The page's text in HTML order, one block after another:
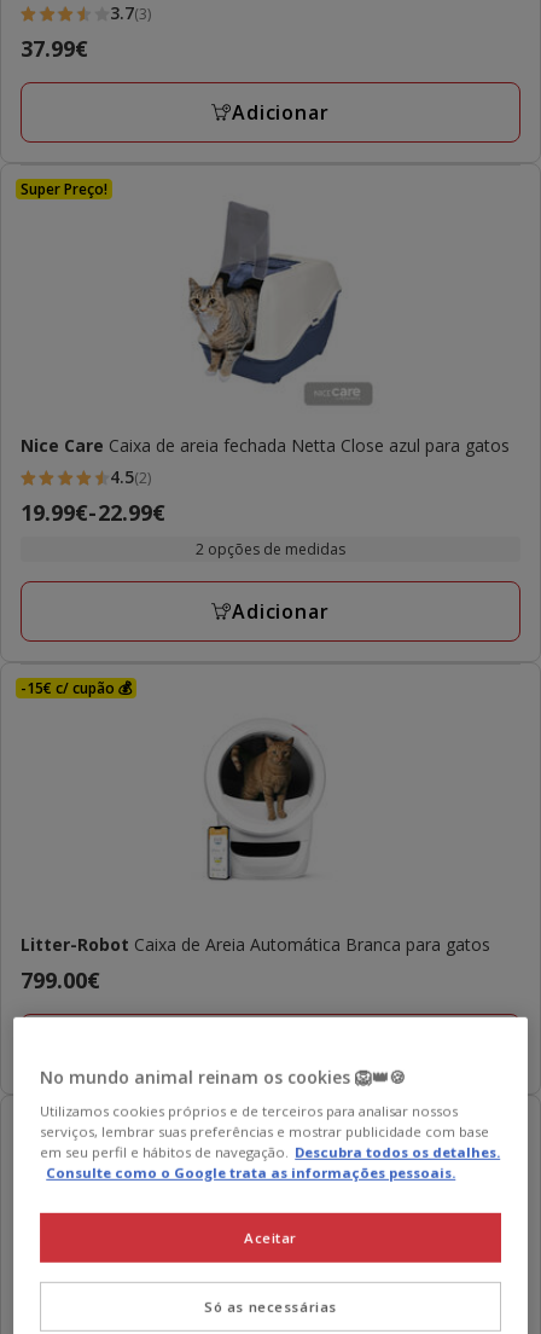
3.7
estrelas
com
avaliações
3.7(3)
Preço
37.99€
37.99€
Adicionar
Super Preço!
Nice Care Caixa de areia fechada Netta Close azul para gatos
4.5
estrelas
2
4.5(2)
Preço
a
22.99€
19.99€-22.99€
2 opções de medidas
Adicionar
-15€ c/ cupão 💰
Litter-Robot Caixa de Areia Automática Branca para gatos
Preço
799.00€
799.00€
Super Preço!
No mundo animal reinam os cookies 🦁👑🍪
Utilizamos cookies próprios e de terceiros para analisar nossos
serviços, lembrar suas preferências e mostrar publicidade com base
em seu perfil e hábitos de navegação. Descubra todos os detalhes.
Consulte como o Google trata as informações pessoais.
Só as necessárias
Aceitar